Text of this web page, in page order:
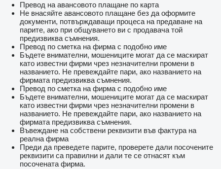
Превод на авансовото плащане по карта
Не внасяйте авансовото плащане без да оформите
документи, потвърждаващи процеса на предаване на
парите, ако при общуването ви с продавача той
предизвиква съмнения.
Превод по сметка на фирма с подобно име
Бъдете внимателни, мошениците могат да се маскират
като известни фирми чрез незначителни промени в
названието. Не превеждайте пари, ако названието на
фирмата предизвиква съмнения.
Превод по сметка на фирма с подобно име
Бъдете внимателни, мошениците могат да се маскират
като известни фирми чрез незначителни промени в
названието. Не превеждайте пари, ако названието на
фирмата предизвиква съмнения.
Въвеждане на собствени реквизити във фактура на
реална фирма
Преди да преведете парите, проверете дали посочените
реквизити са правилни и дали те се отнасят към
посочената фирма.